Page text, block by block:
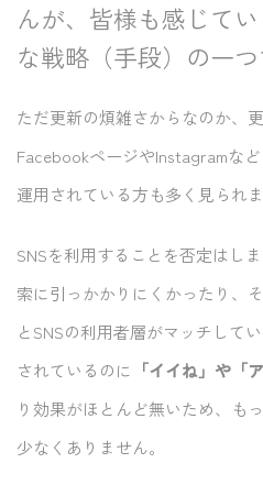
んが、皆様も感じて
な戦略（手段）の一つ
ただ更新の煩雑さからなのか、
FacebookページやInstagramな
運用されている方も多く見られま
SNSを利用することを否定はし
索に引っかかりにくかったり、
とSNSの利用者層がマッチして
されているのに 「イイね」や「
り効果がほとんど無いため、も
少なくありません。